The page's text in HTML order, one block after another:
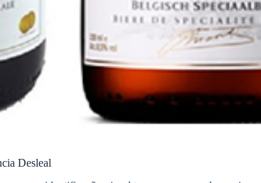
Desleal